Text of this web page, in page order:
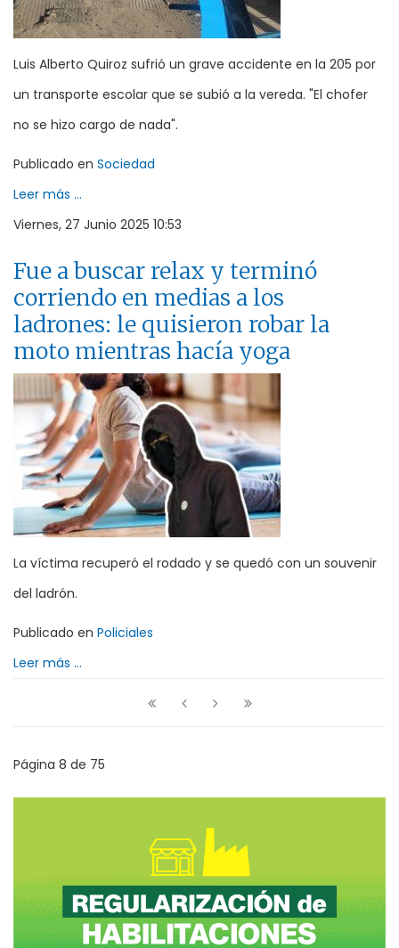
Luis Alberto Quiroz sufrió un grave accidente en la 205 por
un transporte escolar que se subió a la vereda. "El chofer
no se hizo cargo de nada".
Publicado en Sociedad
Leer más ...
Viernes, 27 Junio 2025 10:53
Fue a buscar relax y terminó
corriendo en medias a los
ladrones: le quisieron robar la
moto mientras hacía yoga
La víctima recuperó el rodado y se quedó con un souvenir
del ladrón.
Publicado en Policiales
Leer más ...
Página 8 de 75